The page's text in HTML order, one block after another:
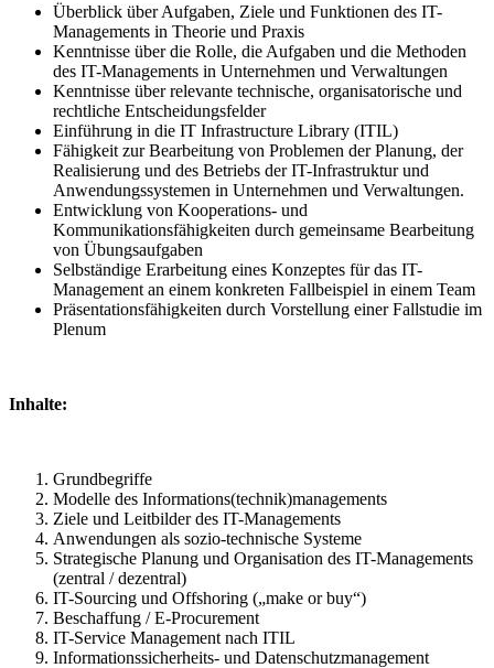
Überblick über Aufgaben, Ziele und Funktionen des IT-
Managements in Theorie und Praxis
Kenntnisse über die Rolle, die Aufgaben und die Methoden
des IT-Managements in Unternehmen und Verwaltungen
Kenntnisse über relevante technische, organisatorische und
rechtliche Entscheidungsfelder
Einführung in die IT Infrastructure Library (ITIL)
Fähigkeit zur Bearbeitung von Problemen der Planung, der
Realisierung und des Betriebs der IT-Infrastruktur und
Anwendungssystemen in Unternehmen und Verwaltungen.
Entwicklung von Kooperations- und
Kommunikationsfähigkeiten durch gemeinsame Bearbeitung
von Übungsaufgaben
Selbständige Erarbeitung eines Konzeptes für das IT-
Management an einem konkreten Fallbeispiel in einem Team
Präsentationsfähigkeiten durch Vorstellung einer Fallstudie im
Plenum
Inhalte:
Grundbegriffe
Modelle des Informations(technik)managements
Ziele und Leitbilder des IT-Managements
Anwendungen als sozio-technische Systeme
Strategische Planung und Organisation des IT-Managements
(zentral / dezentral)
IT-Sourcing und Offshoring („make or buy“)
Beschaffung / E-Procurement
IT-Service Management nach ITIL
Informationssicherheits- und Datenschutzmanagement